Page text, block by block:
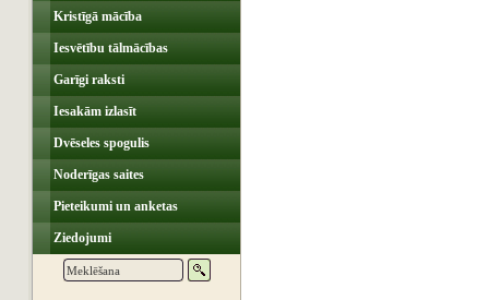
Kristīgā mācība
Iesvētību tālmācības
Garīgi raksti
Iesakām izlasīt
Dvēseles spogulis
Noderīgas saites
Pieteikumi un anketas
Ziedojumi